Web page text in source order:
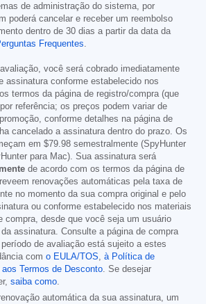
de administração do sistema, por
poderá cancelar e receber um reembolso
dentro de 30 dias a partir da data da
Frequentes.
você será cobrado imediatamente
assinatura conforme estabelecido nos
termos da página de registro/compra (que
referência; os preços podem variar de
conforme detalhes na página de
cancelado a assinatura dentro do prazo. Os
em $79.98 semestralmente (SpyHunter
para Mac). Sua assinatura será
de acordo com os termos da página de
renovações automáticas pela taxa de
no momento da sua compra original e pelo
ou conforme estabelecido nos materiais
compra, desde que você seja um usuário
assinatura. Consulte a página de compra
de avaliação está sujeito a estes
com o EULA/TOS, à Política de
aos Termos de Desconto. Se desejar
saiba como.
automática da sua assinatura, um